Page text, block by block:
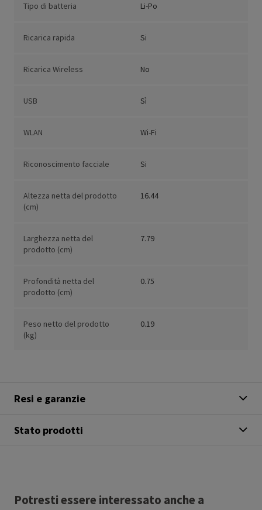
Tipo di batteria Li-Po
Ricarica rapida Si
Ricarica Wireless No
USB Sì
WLAN Wi-Fi
Riconoscimento facciale Si
Altezza netta del prodotto
(cm)
16.44
Larghezza netta del
prodotto (cm)
7.79
Profondità netta del
prodotto (cm)
0.75
Peso netto del prodotto
(kg)
0.19
Resi e garanzie
Stato prodotti
Potresti essere interessato anche a